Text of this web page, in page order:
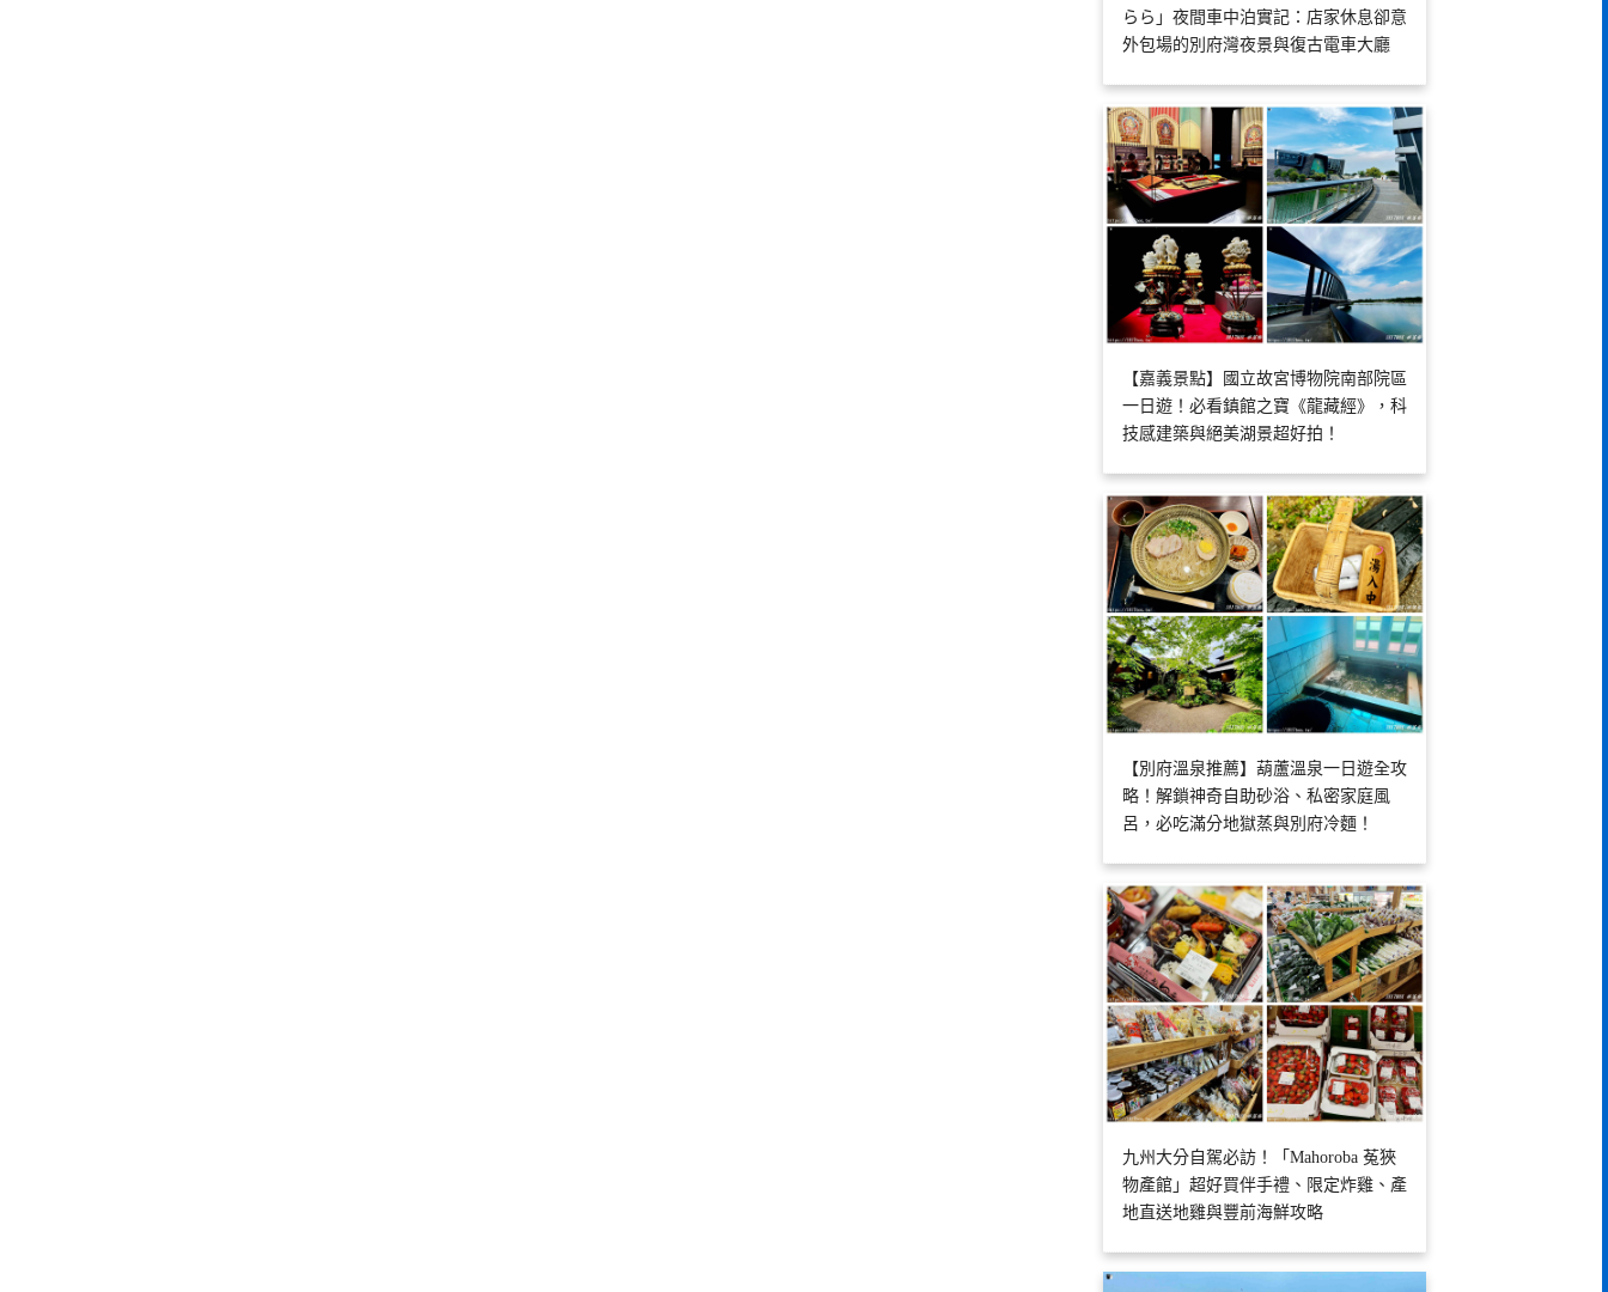
らら」夜間車中泊實記：店家休息卻意
外包場的別府灣夜景與復古電車大廳
【嘉義景點】國立故宮博物院南部院區
一日遊！必看鎮館之寶《龍藏經》，科
技感建築與絕美湖景超好拍！
【別府溫泉推薦】葫蘆溫泉一日遊全攻
略！解鎖神奇自助砂浴、私密家庭風
呂，必吃滿分地獄蒸與別府冷麵！
九州大分自駕必訪！「Mahoroba 菟狹
物產館」超好買伴手禮、限定炸雞、產
地直送地雞與豐前海鮮攻略